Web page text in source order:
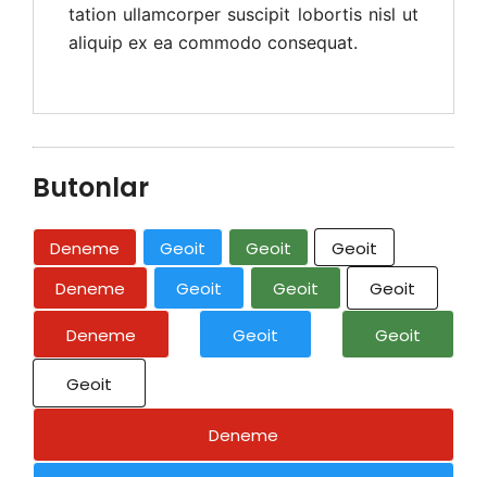
tation ullamcorper suscipit lobortis nisl ut
aliquip ex ea commodo consequat.
Butonlar
Deneme Geoit Geoit
Geoit
Deneme
Geoit Geoit Geoit
Deneme Geoit Geoit
Geoit
Deneme